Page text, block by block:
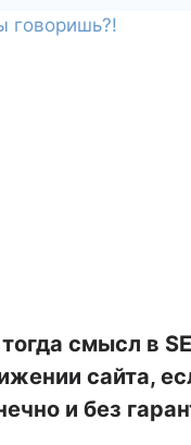
смысл в
сайта,
и без